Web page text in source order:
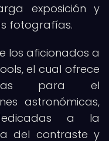
exposición y
fotografías.
los aficionados a
el cual ofrece
para el
astronómicas,
a la
del contraste y